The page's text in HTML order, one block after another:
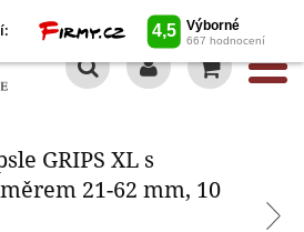
GRIPS XL s
21-62 mm, 10
GRIPS XL s
10 kusů